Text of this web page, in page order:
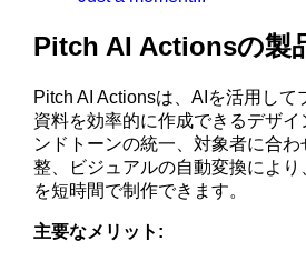
Pitch AI Actionsの製
Pitch AI Actionsは、AIを活用して
資料を効率的に作成できるデザ
ンドトーンの統一、対象者に合わ
整、ビジュアルの自動変換により
を短時間で制作できます。
主要なメリット: